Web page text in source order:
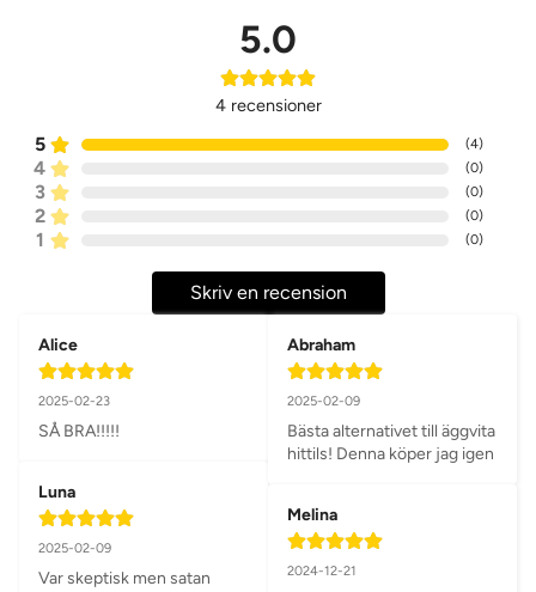
5.0
4 recensioner
5 (4)
4 (0)
3 (0)
2 (0)
1 (0)
Skriv en recension
Alice
2025-02-23
SÅ BRA!!!!!
Luna
2025-02-09
Var skeptisk men satan
Abraham
2025-02-09
Bästa alternativet till äggvita
hittils! Denna köper jag igen
Melina
2024-12-21